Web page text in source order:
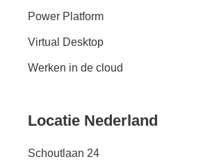
Power Platform
Virtual Desktop
Werken in de cloud
Locatie Nederland
Schoutlaan 24